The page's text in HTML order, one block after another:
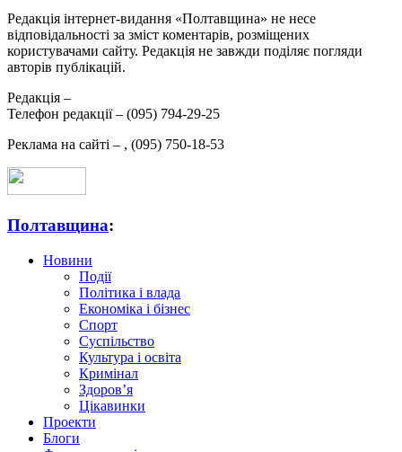
Редакція інтернет-видання «Полтавщина» не несе
відповідальності за зміст коментарів, розміщених
користувачами сайту. Редакція не завжди поділяє погляди
авторів публікацій.
Редакція –
Телефон редакції – (095) 794-29-25
Реклама на сайті – , (095) 750-18-53
Полтавщина:
Новини
Події
Політика і влада
Економіка і бізнес
Спорт
Суспільство
Культура і освіта
Кримінал
Здоров’я
Цікавинки
Проекти
Блоги